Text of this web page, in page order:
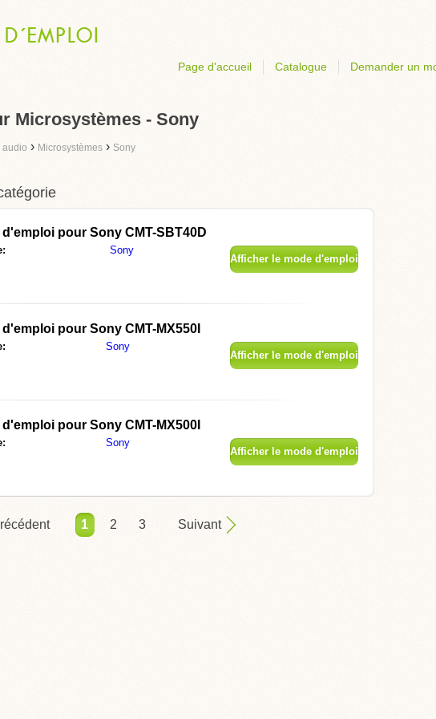
Page d'accueil Catalogue Demander un
Microsystèmes - Sony
audio › Microsystèmes › Sony
d'emploi pour Sony CMT-SBT40D
Sony
Afficher le mode d'emploi
d'emploi pour Sony CMT-MX550I
Sony
Afficher le mode d'emploi
d'emploi pour Sony CMT-MX500I
Sony
Afficher le mode d'emploi
1 2 3 Suivant